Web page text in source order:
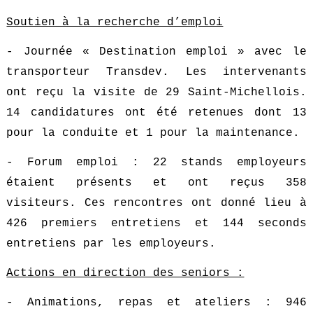
Soutien à la recherche d’emploi
- Journée « Destination emploi » avec le
transporteur Transdev. Les intervenants
ont reçu la visite de 29 Saint-Michellois.
14 candidatures ont été retenues dont 13
pour la conduite et 1 pour la maintenance.
- Forum emploi : 22 stands employeurs
étaient présents et ont reçus 358
visiteurs. Ces rencontres ont donné lieu à
426 premiers entretiens et 144 seconds
entretiens par les employeurs.
Actions en direction des seniors :
- Animations, repas et ateliers : 946